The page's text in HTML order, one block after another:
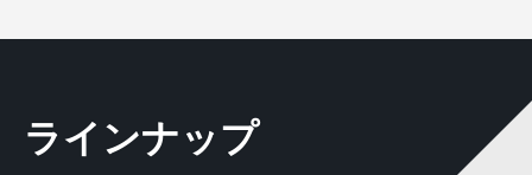
ラインナップ